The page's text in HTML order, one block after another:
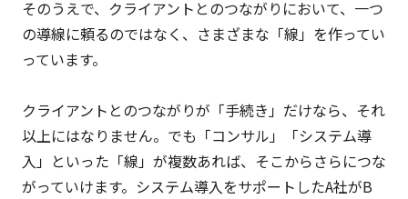
そのうえで、クライアントとのつながりにおいて、一つ
の導線に頼るのではなく、さまざまな「線」を作ってい
っています。
クライアントとのつながりが「手続き」だけなら、それ
以上にはなりません。でも「コンサル」「システム導
入」といった「線」が複数あれば、そこからさらにつな
がっていけます。システム導入をサポートしたA社がB